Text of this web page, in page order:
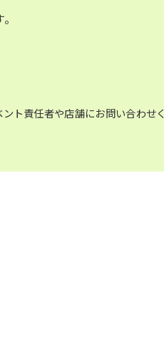
ト責任者や店舗にお問い合わせく